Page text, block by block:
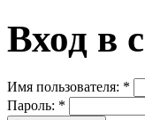
Вход в
Имя пользователя: *
Пароль: *